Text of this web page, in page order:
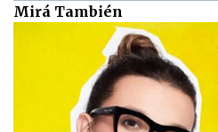
Mirá También